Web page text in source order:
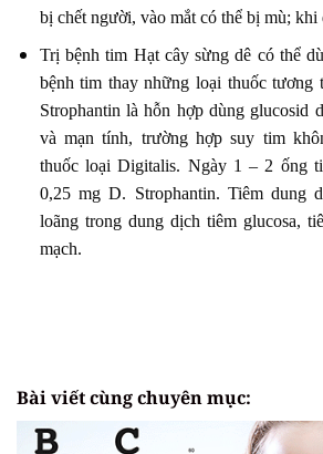
bị chết người, vào mắt có thể bị mù; khi
Trị bệnh tim Hạt cây sừng dê có thể
bệnh tim thay những loại thuốc tương
Strophantin là hỗn hợp dùng glucosid
và mạn tính, trư­ờng hợp suy tim
thuốc loại Digitalis. Ngày 1 – 2 ống
0,25 mg D. Strophantin. Tiêm dung
loãng trong dung dịch tiêm glucosa,
mạch.
Bài viết cùng chuyên mục: